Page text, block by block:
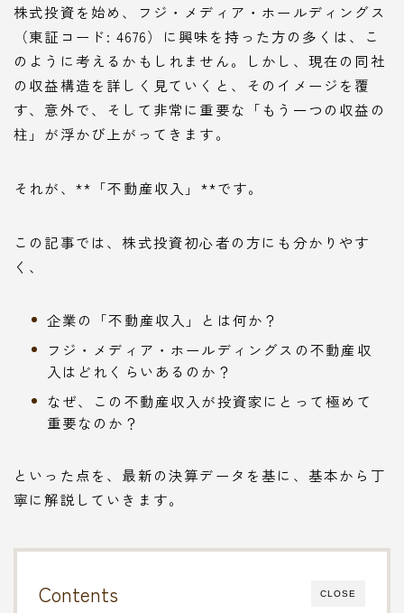
株式投資を始め、フジ・メディア・ホールディングス
（東証コード: 4676）に興味を持った方の多くは、こ
のように考えるかもしれません。しかし、現在の同社
の収益構造を詳しく見ていくと、そのイメージを覆
す、意外で、そして非常に重要な「もう一つの収益の
柱」が浮かび上がってきます。
それが、**「不動産収入」**です。
この記事では、株式投資初心者の方にも分かりやす
く、
企業の「不動産収入」とは何か？
フジ・メディア・ホールディングスの不動産収
入はどれくらいあるのか？
なぜ、この不動産収入が投資家にとって極めて
重要なのか？
といった点を、最新の決算データを基に、基本から丁
寧に解説していきます。
CLOSE
Contents